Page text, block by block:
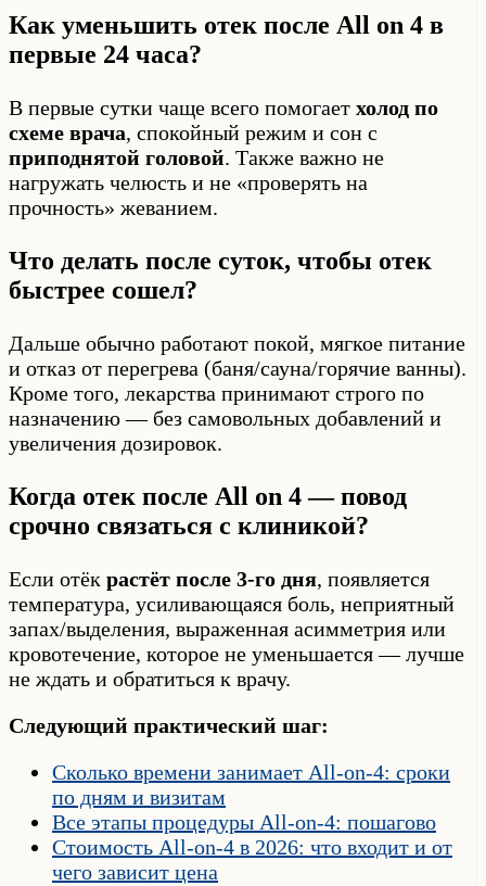
Как уменьшить отек после All on 4 в
первые 24 часа?
В первые сутки чаще всего помогает холод по
схеме врача, спокойный режим и сон с
приподнятой головой. Также важно не
нагружать челюсть и не «проверять на
прочность» жеванием.
Что делать после суток, чтобы отек
быстрее сошел?
Дальше обычно работают покой, мягкое питание
и отказ от перегрева (баня/сауна/горячие ванны).
Кроме того, лекарства принимают строго по
назначению — без самовольных добавлений и
увеличения дозировок.
Когда отек после All on 4 — повод
срочно связаться с клиникой?
Если отёк растёт после 3-го дня, появляется
температура, усиливающаяся боль, неприятный
запах/выделения, выраженная асимметрия или
кровотечение, которое не уменьшается — лучше
не ждать и обратиться к врачу.
Следующий практический шаг:
Сколько времени занимает All-on-4: сроки
по дням и визитам
Все этапы процедуры All-on-4: пошагово
Стоимость All-on-4 в 2026: что входит и от
чего зависит цена